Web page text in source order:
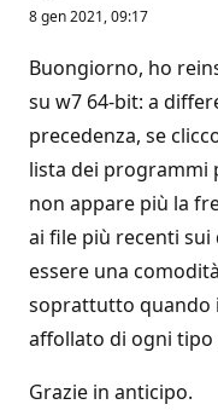
8 gen 2021, 09:17
Buongiorno, ho
su w7 64-bit: a
precedenza, se
lista dei programmi
non appare più la
ai file più recenti
essere una
soprattutto quando
affollato di ogni tipo
Grazie in anticipo.